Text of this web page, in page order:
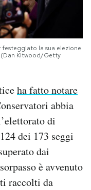
la sua elezione
(Dan Kitwood/Getty
ha fatto notare
abbia
di
dei 173 seggi
dai
è avvenuto
raccolti da